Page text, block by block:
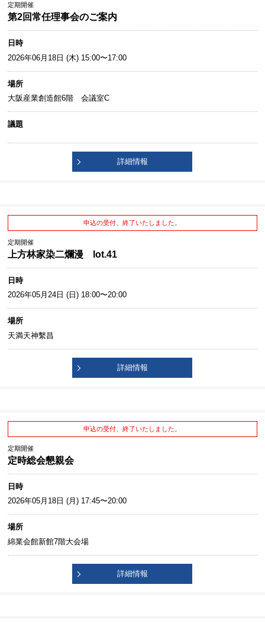
定期開催
第2回常任理事会のご案内
日時
2026年06月18日 (木) 15:00〜17:00
場所
大阪産業創造館6階 会議室C
議題
詳細情報
申込の受付、終了いたしました。
定期開催
上方林家染二爛漫 lot.41
日時
2026年05月24日 (日) 18:00〜20:00
場所
天満天神繫昌
詳細情報
申込の受付、終了いたしました。
定期開催
定時総会懇親会
日時
2026年05月18日 (月) 17:45〜20:00
場所
綿業会館新館7階大会場
詳細情報